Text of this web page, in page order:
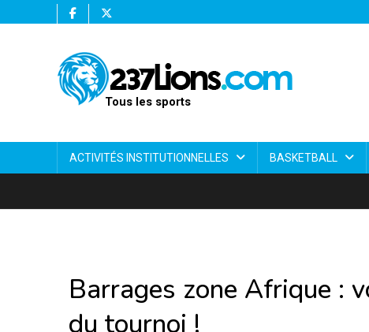
Tous les sports
ACTIVITÉS INSTITUTIONNELLES BASKETBALL
Barrages zone Afrique :
du tournoi !